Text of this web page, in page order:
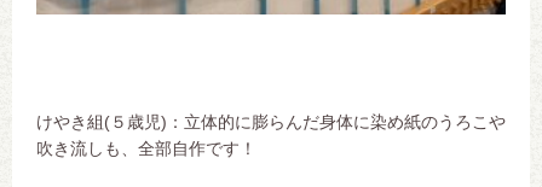
けやき組(５歳児)：立体的に膨らんだ身体に染め紙のうろこや
吹き流しも、全部自作です！